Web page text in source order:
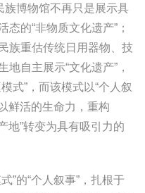
族博物馆不再只是展示具
的“非物质文化遗产”；
族重估传统日用器物、技
自主展示“文化遗产”，
式”，而该模式以“个人叙
鲜活的生命力，重构
地”转变为具有吸引力的
的“个人叙事”，扎根于